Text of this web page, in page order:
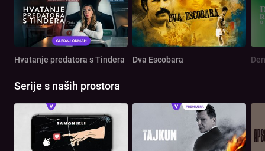
Hvatanje predatora s Tindera Dva Escobara
Serije s naših prostora